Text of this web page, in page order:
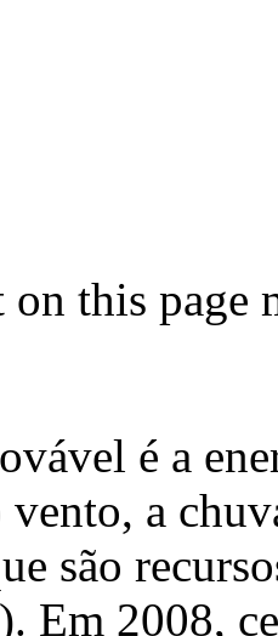
on this page
é a
a
são
Em 2008,